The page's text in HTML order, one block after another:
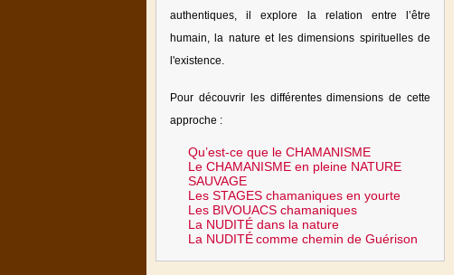
authentiques, il explore la relation entre l’être
humain, la nature et les dimensions spirituelles de
l'existence.
Pour découvrir les différentes dimensions de cette
approche :
Qu’est-ce que le CHAMANISME
Le CHAMANISME en pleine NATURE
SAUVAGE
Les STAGES chamaniques en yourte
Les BIVOUACS chamaniques
La NUDITÉ dans la nature
La NUDITÉcomme chemin de Guérison